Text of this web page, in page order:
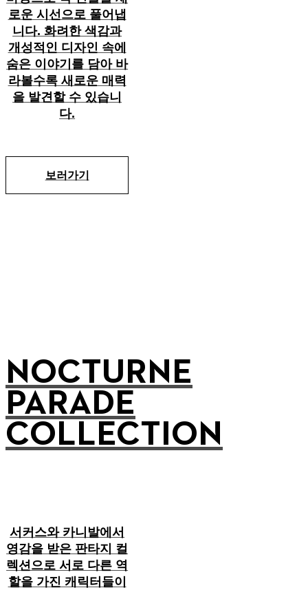
로운 시선으로 풀어냅
니다. 화려한 색감과
개성적인 디자인 속에
숨은 이야기를 담아 바
라볼수록 새로운 매력
을 발견할 수 있습니
다.
보러가기
NOCTURNE
PARADE
COLLECTION
서커스와 카니발에서
영감을 받은 판타지 컬
렉션으로 서로 다른 역
할을 가진 캐릭터들이